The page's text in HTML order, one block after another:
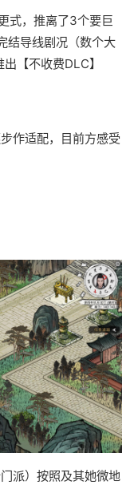
式，推离了3个要巨
结导线剧况（数个大
【不收费DLC】
作适配，目前方感受
派）按照及其她微地